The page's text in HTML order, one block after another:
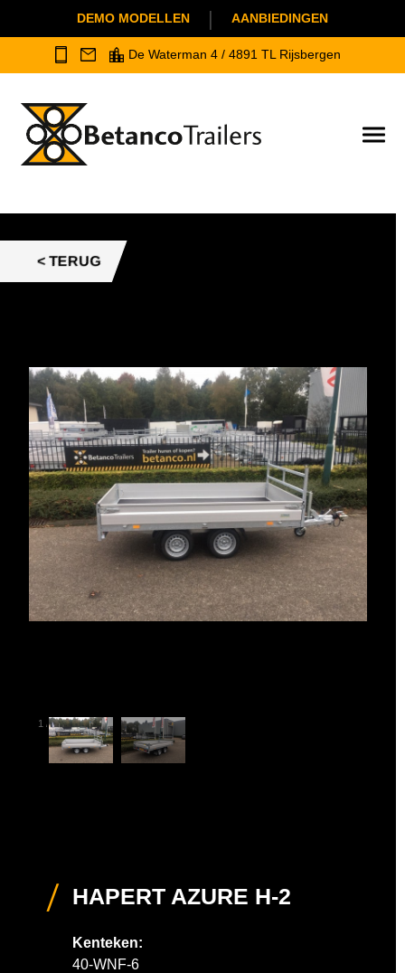
De Waterman 4 / 4891 TL Rijsbergen
DEMO MODELLEN | AANBIEDINGEN
< TERUG
1 /2
HAPERT AZURE H-2
Kenteken:
40-WNF-6